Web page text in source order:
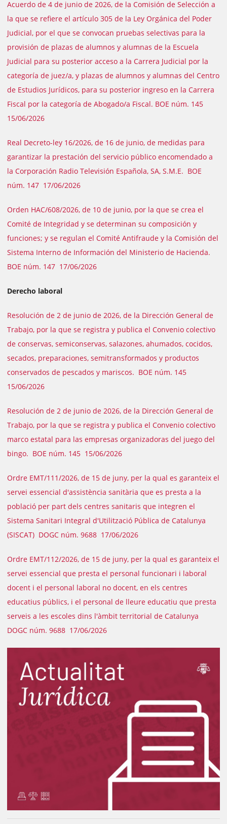
Acuerdo de 4 de junio de 2026, de la Comisión de Selección a
la que se refiere el artículo 305 de la Ley Orgánica del Poder
Judicial, por el que se convocan pruebas selectivas para la
provisión de plazas de alumnos y alumnas de la Escuela
Judicial para su posterior acceso a la Carrera Judicial por la
categoría de juez/a, y plazas de alumnos y alumnas del Centro
de Estudios Jurídicos, para su posterior ingreso en la Carrera
Fiscal por la categoría de Abogado/a Fiscal. BOE núm. 145
15/06/2026
Real Decreto-ley 16/2026, de 16 de junio, de medidas para
garantizar la prestación del servicio público encomendado a
la Corporación Radio Televisión Española, SA, S.M.E. BOE
núm. 147 17/06/2026
Orden HAC/608/2026, de 10 de junio, por la que se crea el
Comité de Integridad y se determinan su composición y
funciones; y se regulan el Comité Antifraude y la Comisión del
Sistema Interno de Información del Ministerio de Hacienda.
BOE núm. 147 17/06/2026
Derecho laboral
Resolución de 2 de junio de 2026, de la Dirección General de
Trabajo, por la que se registra y publica el Convenio colectivo
de conservas, semiconservas, salazones, ahumados, cocidos,
secados, preparaciones, semitransformados y productos
conservados de pescados y mariscos. BOE núm. 145
15/06/2026
Resolución de 2 de junio de 2026, de la Dirección General de
Trabajo, por la que se registra y publica el Convenio colectivo
marco estatal para las empresas organizadoras del juego del
bingo. BOE núm. 145 15/06/2026
Ordre EMT/111/2026, de 15 de juny, per la qual es garanteix el
servei essencial d'assistència sanitària que es presta a la
població per part dels centres sanitaris que integren el
Sistema Sanitari Integral d'Utilització Pública de Catalunya
(SISCAT) DOGC núm. 9688 17/06/2026
Ordre EMT/112/2026, de 15 de juny, per la qual es garanteix el
servei essencial que presta el personal funcionari i laboral
docent i el personal laboral no docent, en els centres
educatius públics, i el personal de lleure educatiu que presta
serveis a les escoles dins l'àmbit territorial de Catalunya
DOGC núm. 9688 17/06/2026